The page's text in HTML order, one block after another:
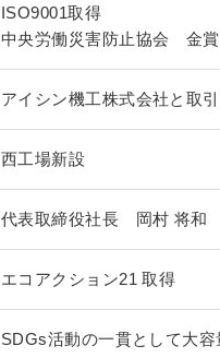
ISO9001取得
中央労働災害防止協会 金賞
アイシン機工株式会社と取
西工場新設
代表取締役社長 岡村 将和
エコアクション21 取得
SDGs活動の一貫として大容